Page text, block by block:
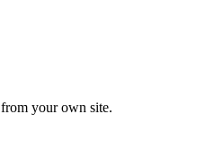
from your own site.